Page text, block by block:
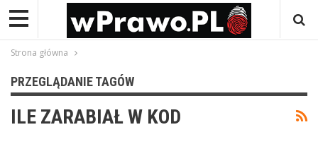
Strona główna
PRZEGLĄDANIE TAGÓW
ILE ZARABIAŁ W KOD